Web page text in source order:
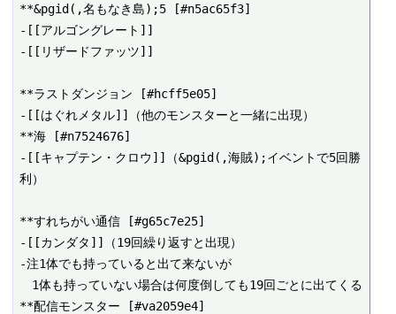
**&pgid(,名もなき島);5 [#n5ac65f3]
-[[アルゴングレート]]
-[[リザードファッツ]]
**ラストダンジョン [#hcff5e05]
-[[はぐれメタル]]（他のモンスターと一緒に出現）
**海 [#n7524676]
-[[キャプテン・クロウ]]（&pgid(,海賊);イベントで5回勝
利）
**すれちがい通信 [#g65c7e25]
-[[カンダタ]]（19回繰り返すと出現）
-注1体でも持っていると出て来ないが
1体も持っていない場合は何度倒しても19回ごとに出てくる
**配信モンスター [#va2059e4]